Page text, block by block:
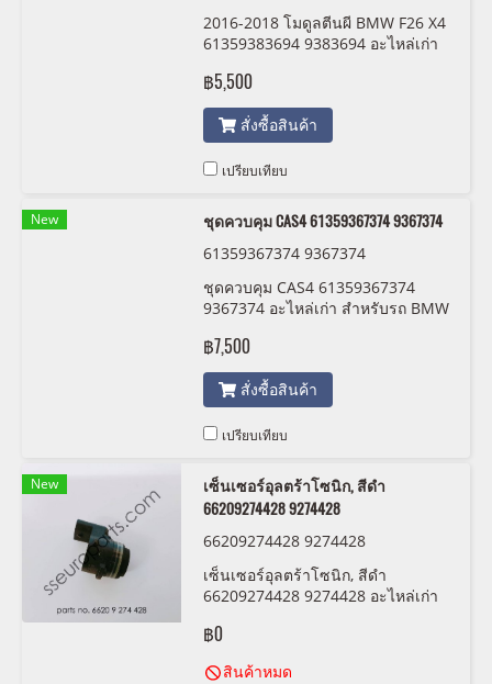
2016-2018 โมดูลตีนผี BMW F26 X4
61359383694 9383694 อะไหล่เก่า
งาน
฿5,500
สั่งซื้อสินค้า
เปรียบเทียบ
New
ชุดควบคุม CAS4 61359367374 9367374
61359367374 9367374
ชุดควบคุม CAS4 61359367374
9367374 อะไหล่เก่า สำหรับรถ BMW
฿7,500
สั่งซื้อสินค้า
เปรียบเทียบ
New
เซ็นเซอร์อุลตร้าโซนิก, สีดำ
66209274428 9274428
66209274428 9274428
เซ็นเซอร์อุลตร้าโซนิก, สีดำ
66209274428 9274428 อะไหล่เก่า
สภาพสวยพร้อมใช้งาน
฿0
สินค้าหมด